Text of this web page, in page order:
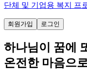
단체 및 기업용 복지 프
회원가입 로그인
하나님이 꿈에
온전한 마음으